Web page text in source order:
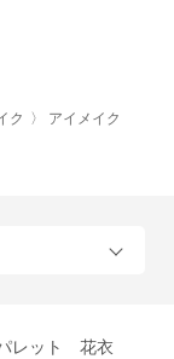
ク 〉 アイメイク
レット 花衣